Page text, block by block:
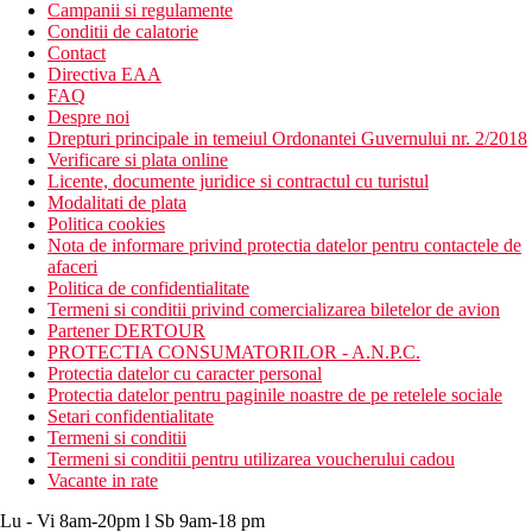
Campanii si regulamente
Conditii de calatorie
Contact
Directiva EAA
FAQ
Despre noi
Drepturi principale in temeiul Ordonantei Guvernului nr. 2/2018
Verificare si plata online
Licente, documente juridice si contractul cu turistul
Modalitati de plata
Politica cookies
Nota de informare privind protectia datelor pentru contactele de
afaceri
Politica de confidentialitate
Termeni si conditii privind comercializarea biletelor de avion
Partener DERTOUR
PROTECTIA CONSUMATORILOR - A.N.P.C.
Protectia datelor cu caracter personal
Protectia datelor pentru paginile noastre de pe retelele sociale
Setari confidentialitate
Termeni si conditii
Termeni si conditii pentru utilizarea voucherului cadou
Vacante in rate
Lu - Vi 8am-20pm l Sb 9am-18 pm